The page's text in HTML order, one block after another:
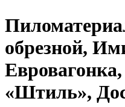
обрезной,
«Штиль»,